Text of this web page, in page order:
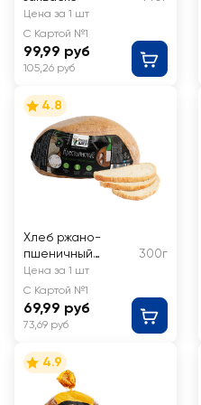
Цена за 1 шт
С Картой №1
99,99 руб
105,26 руб
4.8
Хлеб ржано-
пшеничный
подовый
РИЖСКИЙ ХЛЕБ
Крестьянский,
бездрожжевой
300г
Цена за 1 шт
С Картой №1
69,99 руб
73,69 руб
4.9